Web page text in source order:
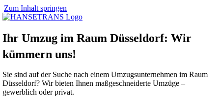
Zum Inhalt springen
Ihr Umzug im Raum Düsseldorf: Wir
kümmern uns!
Sie sind auf der Suche nach einem Umzugsunternehmen im Raum
Düsseldorf? Wir bieten Ihnen maßgeschneiderte Umzüge –
gewerblich oder privat.